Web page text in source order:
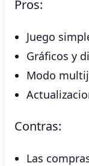
Pros:
Juego
Gráficos y
Modo
Contras:
Las